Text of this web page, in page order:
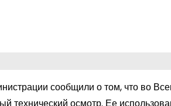
сообщили о том, что во